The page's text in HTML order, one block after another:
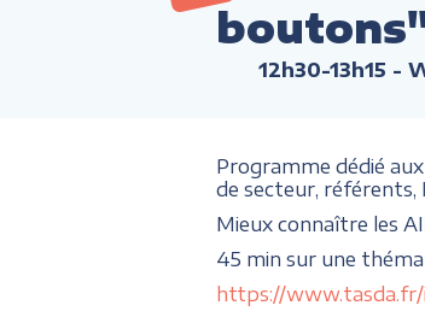
12h30-13h15 -
Programme dédié
de secteur, référents,
Mieux connaître les
45 min sur une
https://